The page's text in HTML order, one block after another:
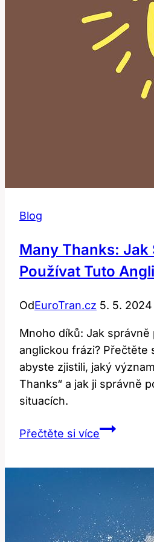
Blog
Many Thanks: Jak
Používat Tuto
OdEuroTran.cz 5. 5. 2024
Mnoho díků: Jak správně
anglickou frázi? Přečtěte
abyste zjistili, jaký
Thanks“ a jak ji správně
situacích.
Přečtěte si víceMany
Používat
Tuto
Anglickou